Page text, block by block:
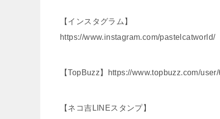
【インスタグラム】
https://www.instagram.com/pastelcatworld/
【TopBuzz】https://www.topbuzz.com/
【ネコ吉LINEスタンプ】